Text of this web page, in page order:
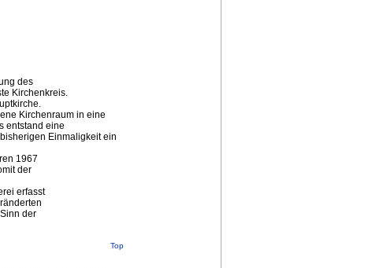
des
Kirchenkreis.
Kirchenraum in eine
entstand eine
Einmaligkeit ein
1967
der
erfasst
der
Top